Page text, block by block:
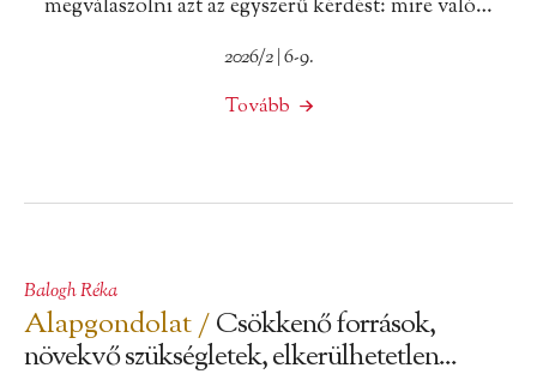
megválaszolni azt az egyszerű kérdést: mire való…
2026/2 | 6-9.
Tovább
Balogh Réka
Alapgondolat /Csökkenő források,
növekvő szükségletek, elkerülhetetlen...